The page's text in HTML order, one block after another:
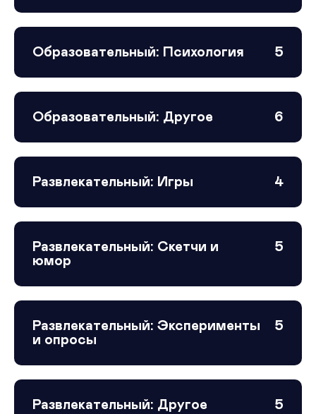
Образовательный: Психология 5
Образовательный: Другое 6
Развлекательный: Игры 4
Развлекательный: Скетчи и
юмор
5
Развлекательный: Эксперименты
и опросы
5
Развлекательный: Другое 5